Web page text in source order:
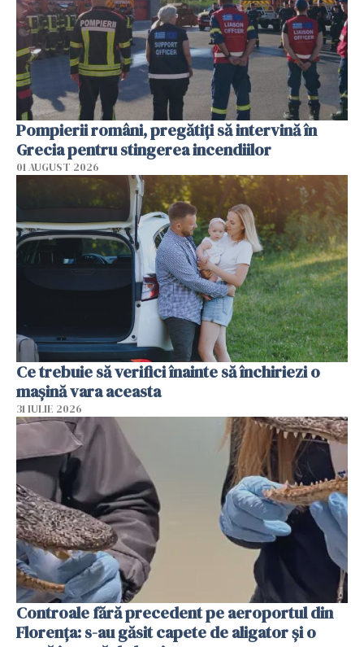
Pompierii români, pregătiţi să intervină în
Grecia pentru stingerea incendiilor
01 AUGUST 2026
Ce trebuie să verifici înainte să închiriezi o
mașină vara aceasta
31 IULIE 2026
Controale fără precedent pe aeroportul din
Florența: s-au găsit capete de aligator și o